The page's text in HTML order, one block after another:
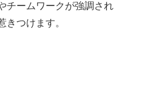
チームワークが強調され
きつけます。